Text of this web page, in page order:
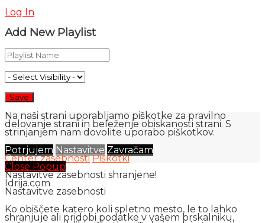
Log In
Add New Playlist
Na naši strani uporabljamo piškotke za pravilno
delovanje strani in beleženje obiskanosti strani. S
strinjanjem nam dovolite uporabo piškotkov.
Potrjujem Nastavitve Zavračam
Center zasebnosti Piškotki
Close Popup
Nastavitve zasebnosti shranjene!
Idrija.com
Nastavitve zasebnosti
Ko obiščete katero koli spletno mesto, le to lahko
shranjuje ali pridobi podatke v vašem brskalniku,